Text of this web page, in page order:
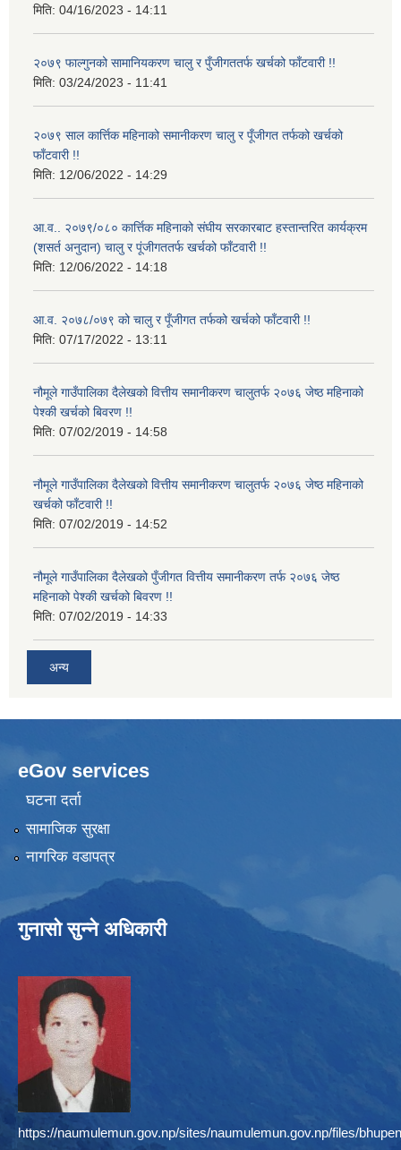
मिति: 04/16/2023 - 14:11
२०७९ फाल्गुनको सामानियकरण चालु र पुँजीगततर्फ खर्चको फाँटवारी !!
मिति: 03/24/2023 - 11:41
२०७९ साल कार्त्तिक महिनाको समानीकरण चालु र पूँजीगत तर्फको खर्चको
फाँटवारी !!
मिति: 12/06/2022 - 14:29
आ.व.. २०७९/०८० कार्त्तिक महिनाको संघीय सरकारबाट हस्तान्तरित कार्यक्रम
(शसर्त अनुदान) चालु र पूंजीगततर्फ खर्चको फाँटवारी !!
मिति: 12/06/2022 - 14:18
आ.व. २०७८/०७९ को चालु र पूँजीगत तर्फको खर्चको फाँटवारी !!
मिति: 07/17/2022 - 13:11
नौमूले गाउँपालिका दैलेखको वित्तीय समानीकरण चालुतर्फ २०७६ जेष्ठ महिनाको
पेश्की खर्चको बिवरण !!
मिति: 07/02/2019 - 14:58
नौमूले गाउँपालिका दैलेखको वित्तीय समानीकरण चालुतर्फ २०७६ जेष्ठ महिनाको
खर्चको फाँटवारी !!
मिति: 07/02/2019 - 14:52
नौमूले गाउँपालिका दैलेखको पुँजीगत वित्तीय समानीकरण तर्फ २०७६ जेष्ठ
महिनाको पेश्की खर्चको बिवरण !!
मिति: 07/02/2019 - 14:33
अन्य
eGov services
घटना दर्ता
सामाजिक सुरक्षा
नागरिक वडापत्र
गुनासो सुन्ने अधिकारी
https://naumulemun.gov.np/sites/naumulemun.gov.np/files/